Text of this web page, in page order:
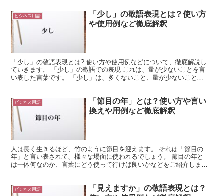
ビジネス用語
「少し」の敬語表現とは？使い方
や使用例など徹底解釈
「少し」の敬語表現とは? 使い方や使用例などについて、徹底解説し
ていきます。 「少し」の敬語での表現 これは、量が少ないことを言
い表した言葉です。 「少し」は、多くないこと、量が少ないことを
ビジネス用語
「節目の年」とは？使い方や言い
換えや用例など徹底解釈
人は長く生きるほど、竹のように節目を迎えます。 それは「節目の
年」と言い表されて、様々な場面に使われるでしょう。 節目の年と
は一体何なのか、言葉にどう使って行けば良いかなどをご紹介しま
ビジネス用語
「見えますか」の敬語表現とは？